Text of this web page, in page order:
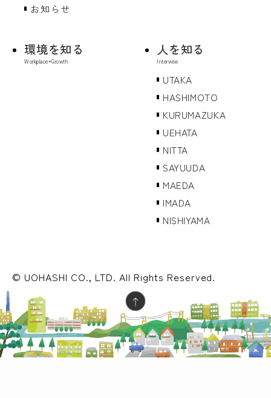
お知らせ
環境を知る 人を知る
UTAKA
HASHIMOTO
KURUMAZUKA
UEHATA
NITTA
SAYUUDA
MAEDA
IMADA
NISHIYAMA
© UOHASHI CO., LTD. All Rights Reserved.